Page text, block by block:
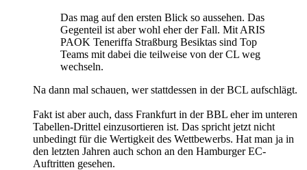
Das mag auf den ersten Blick so aussehen. Das
Gegenteil ist aber wohl eher der Fall. Mit ARIS
PAOK Teneriffa Straßburg Besiktas sind Top
Teams mit dabei die teilweise von der CL weg
wechseln.
Na dann mal schauen, wer stattdessen in der BCL aufschlägt.
Fakt ist aber auch, dass Frankfurt in der BBL eher im unteren
Tabellen-Drittel einzusortieren ist. Das spricht jetzt nicht
unbedingt für die Wertigkeit des Wettbewerbs. Hat man ja in
den letzten Jahren auch schon an den Hamburger EC-
Auftritten gesehen.